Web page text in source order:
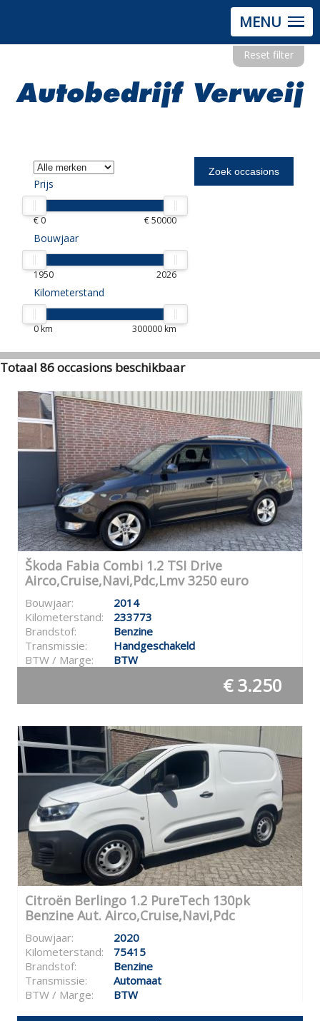
MENU
Prijs
€ 0 € 50000
Bouwjaar
1950 2026
Kilometerstand
0 km 300000 km
Reset filter
Totaal 86 occasions beschikbaar
Škoda Fabia Combi 1.2 TSI Drive
Airco,Cruise,Navi,Pdc,Lmv 3250 euro
Bouwjaar:
2014
Kilometerstand:
233773
Brandstof:
Benzine
Transmissie:
Handgeschakeld
BTW / Marge:
BTW
€ 3.250
Citroën Berlingo 1.2 PureTech 130pk
Benzine Aut. Airco,Cruise,Navi,Pdc
Bouwjaar:
2020
Kilometerstand:
75415
Brandstof:
Benzine
Transmissie:
Automaat
BTW / Marge:
BTW